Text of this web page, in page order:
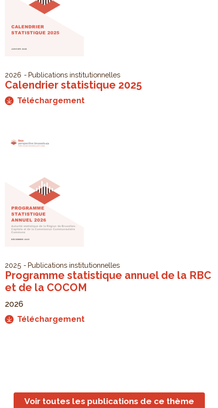
2026 Publications institutionnelles
Calendrier statistique 2025
Téléchargement
2025 Publications institutionnelles
Programme statistique annuel de la RBC
et de la COCOM
2026
Téléchargement
Voir toutes les publications de ce thème